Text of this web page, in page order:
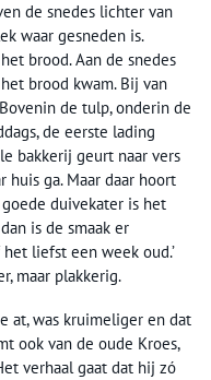
de snedes lichter van
waar gesneden is.
brood. Aan de snedes
brood kwam. Bij van
de tulp, onderin de
de eerste lading
bakkerij geurt naar vers
huis ga. Maar daar hoort
duivekater is het
is de smaak er
liefst een week oud.’
maar plakkerig.
at, was kruimeliger en dat
ook van de oude Kroes,
verhaal gaat dat hij zó